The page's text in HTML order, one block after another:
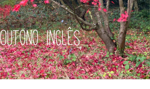
Outono inglês